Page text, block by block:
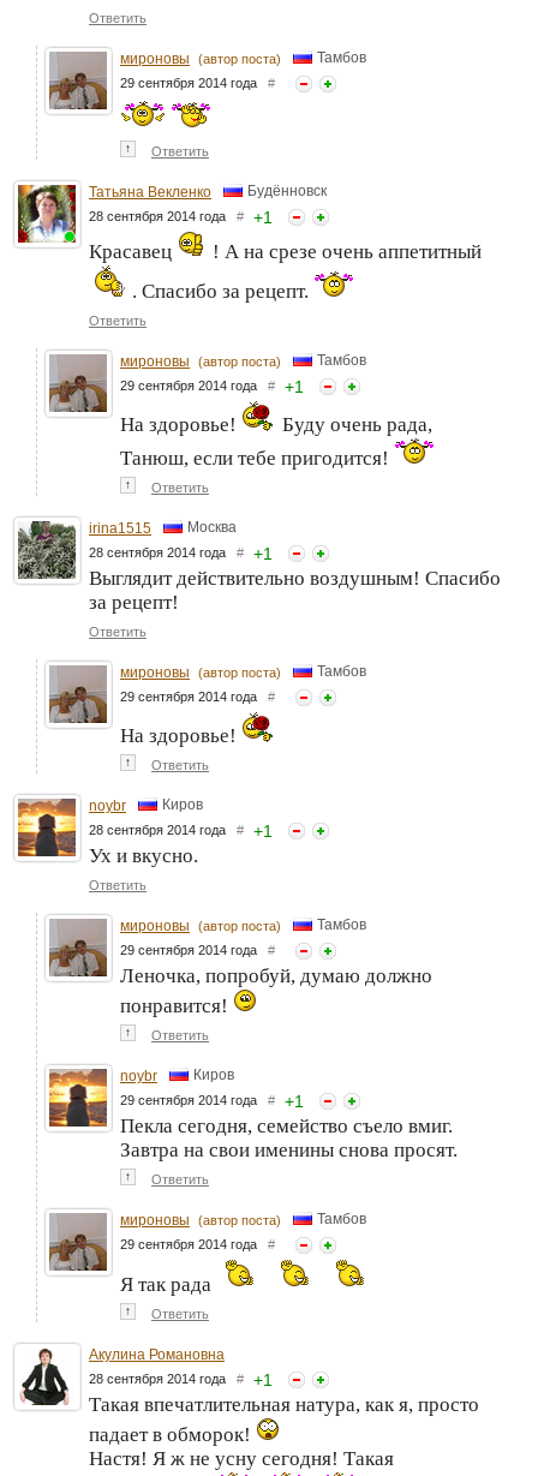
Ответить
мироновы (автор поста) Тамбов
29 сентября 2014 года #
↑ Ответить
Татьяна Векленко Будённовск
28 сентября 2014 года # +1
Красавец
! А на срезе очень аппетитный
. Спасибо за рецепт.
Ответить
мироновы (автор поста) Тамбов
29 сентября 2014 года # +1
На здоровье!
Буду очень рада,
Танюш, если тебе пригодится!
↑ Ответить
irina1515 Москва
28 сентября 2014 года # +1
Выглядит действительно воздушным! Спасибо
за рецепт!
Ответить
мироновы (автор поста) Тамбов
29 сентября 2014 года #
На здоровье!
↑ Ответить
noybr Киров
28 сентября 2014 года # +1
Ух и вкусно.
Ответить
мироновы (автор поста) Тамбов
29 сентября 2014 года #
Леночка, попробуй, думаю должно
понравится!
↑ Ответить
noybr Киров
29 сентября 2014 года # +1
Пекла сегодня, семейство съело вмиг.
Завтра на свои именины снова просят.
↑ Ответить
мироновы (автор поста) Тамбов
29 сентября 2014 года #
Я так рада
↑ Ответить
Акулина Романовна
28 сентября 2014 года # +1
Такая впечатлительная натура, как я, просто
падает в обморок!
Настя! Я ж не усну сегодня! Такая